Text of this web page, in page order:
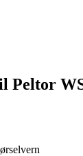
Peltor